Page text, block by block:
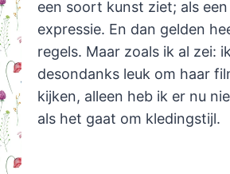
een soort kunst ziet; als
expressie. En dan gelden
regels. Maar zoals ik al zei:
desondanks leuk om haar
kijken, alleen heb ik er nu
als het gaat om kledingstijl.